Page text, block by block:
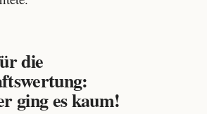
die
ging es kaum!